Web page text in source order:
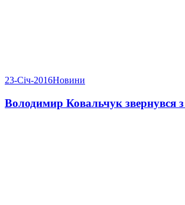
23-Січ-2016Новини
Володимир Ковальчук звернувся